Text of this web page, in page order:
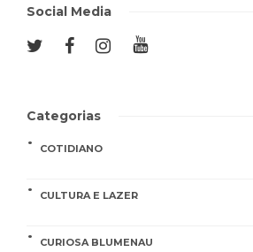
Social Media
Categorias
COTIDIANO
CULTURA E LAZER
CURIOSA BLUMENAU